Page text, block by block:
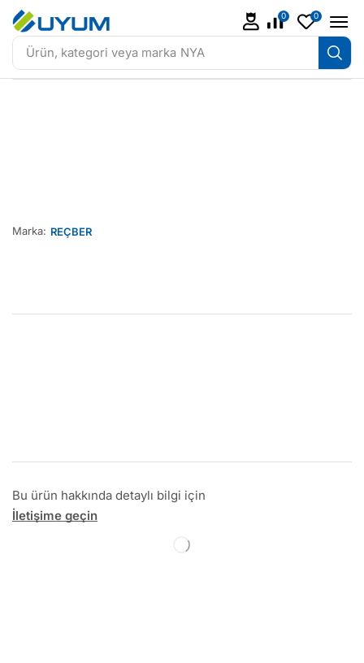
Ürün, kategori veya marka NYA
0 0
Marka: REÇBER
Bu ürün hakkında detaylı bilgi için
İletişime geçin